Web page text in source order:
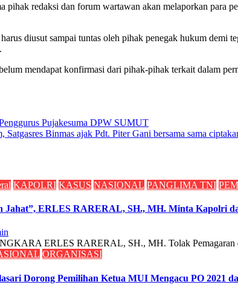
pihak redaksi dan forum wartawan akan melaporkan para
diusut sampai tuntas oleh pihak penegak hukum demi
mendapat konfirmasi dari pihak-pihak terkait dalam
Pujakesuma DPW SUMUT
Binmas ajak Pdt. Piter Gani bersama sama
KAPOLRI KASUS NASIONAL PANGLIMA TNI
Jahat”, ERLES RARERAL, SH., MH. Minta Kapolri
ERLES RARERAL, SH., MH. Tolak Pemagaran
ORGANISASI
Dorong Pemilihan Ketua MUI Mengacu PO 2021